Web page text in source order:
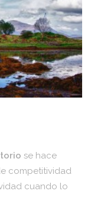
se hace
competitividad
cuando lo